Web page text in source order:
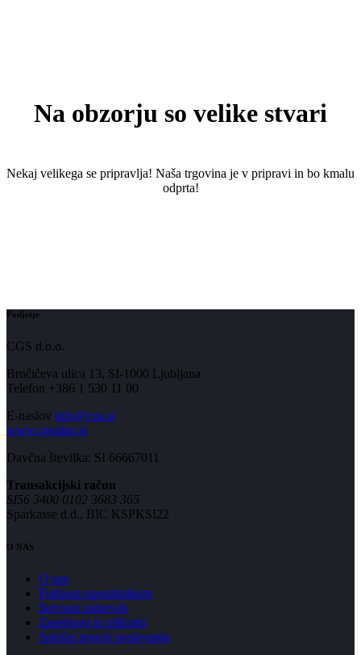
Na obzorju so velike stvari
Nekaj ​​velikega se pripravlja! Naša trgovina je v pripravi in ​​bo kmalu
odprta!
Podjetje
CGS d.o.o.
Brnčičeva ulica 13, SI-1000 Ljubljana
Telefon +386 1 530 11 00
E-naslov info@cgs.si
www.cgsplus.si
Davčna številka: SI 66667011
Transakcijski račun
SI56 3400 0102 3683 365
Sparkasse d.d., BIC KSPKSI22
O NAS
O nas
Podpora uporabnikom
Servisni zahtevek
Zasebnost in piškotki
Splošni pogoji poslovanja